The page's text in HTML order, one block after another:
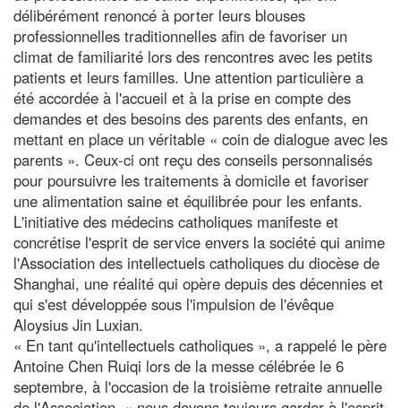
délibérément renoncé à porter leurs blouses
professionnelles traditionnelles afin de favoriser un
climat de familiarité lors des rencontres avec les petits
patients et leurs familles. Une attention particulière a
été accordée à l'accueil et à la prise en compte des
demandes et des besoins des parents des enfants, en
mettant en place un véritable « coin de dialogue avec les
parents ». Ceux-ci ont reçu des conseils personnalisés
pour poursuivre les traitements à domicile et favoriser
une alimentation saine et équilibrée pour les enfants.
L'initiative des médecins catholiques manifeste et
concrétise l'esprit de service envers la société qui anime
l'Association des intellectuels catholiques du diocèse de
Shanghai, une réalité qui opère depuis des décennies et
qui s'est développée sous l'impulsion de l'évêque
Aloysius Jin Luxian.
« En tant qu'intellectuels catholiques », a rappelé le père
Antoine Chen Ruiqi lors de la messe célébrée le 6
septembre, à l'occasion de la troisième retraite annuelle